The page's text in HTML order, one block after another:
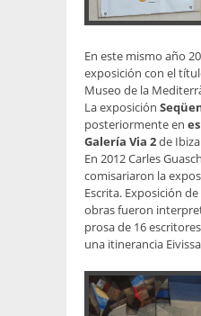
En este mismo año
exposición con el
Museo de la
La exposición
posteriormente en
Galería Via 2de Ibiza
En 2012 Carles
comisariaron la
Escrita. Exposición
obras fueron
prosa de 16
una itinerancia